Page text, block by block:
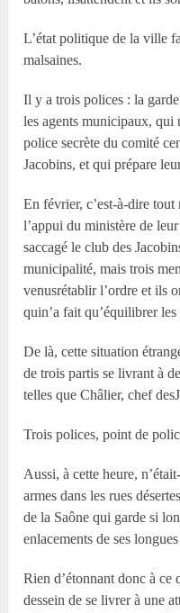
L’état politique de la ville
malsaines.
Il y a trois polices : la
les agents municipaux, qui
police secrète du comité
Jacobins, et qui prépare
En février, c’est-à-dire
l’appui du ministère de
saccagé le club des
municipalité, mais trois
venusrétablir l’ordre et ils
quin’a fait qu’équilibrer
De là, cette situation
de trois partis se livrant à
telles que Châlier, chef
Trois polices, point de
Aussi, à cette heure,
armes dans les rues
de la Saône qui garde si
enlacements de ses
Rien d’étonnant donc à ce
dessein de se livrer à une